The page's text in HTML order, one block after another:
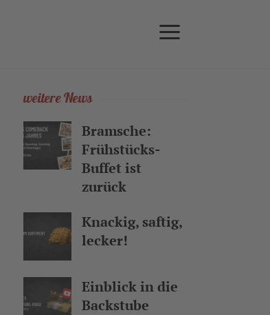
weitere News
Bramsche:
Frühstücks-
Buffet ist
zurück
Knackig, saftig,
lecker!
Einblick in die
Backstube